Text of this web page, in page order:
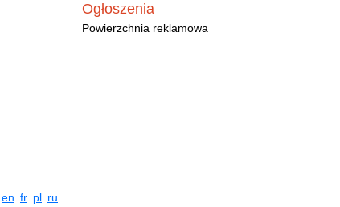
en fr pl ru
Ogłoszenia
Powierzchnia reklamowa